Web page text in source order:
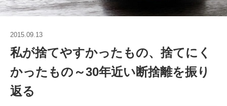
2015.09.13
私が捨てやすかったもの、捨てにく
かったもの～30年近い断捨離を振り
返る